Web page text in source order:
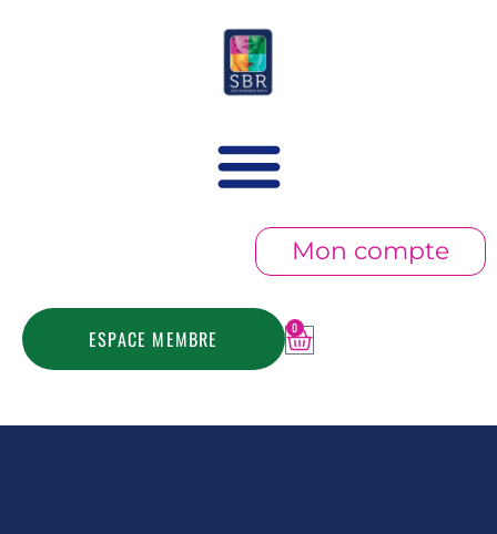
Mon compte
ESPACE MEMBRE 0